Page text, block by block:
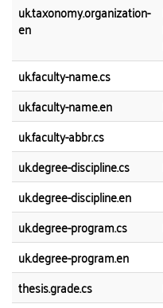
uk.taxonomy.organization-
en
uk.faculty-name.cs
uk.faculty-name.en
uk.faculty-abbr.cs
uk.degree-discipline.cs
uk.degree-discipline.en
uk.degree-program.cs
uk.degree-program.en
thesis.grade.cs